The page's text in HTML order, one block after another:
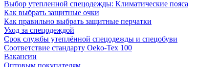
Выбор утепленной спецодежды: Климатические пояса
Как выбрать защитные очки
Как правильно выбрать защитные перчатки
Уход за спецодеждой
Срок службы утеплённой спецодежды и спецобуви
Соответствие стандарту Oeko-Tex 100
Вакансии
Оптовым покупателям